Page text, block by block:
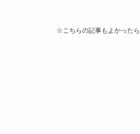
☆こちらの記事もよかった